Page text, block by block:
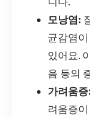
모낭염:
균감염
있어요.
음 등의
가려움증:
려움증